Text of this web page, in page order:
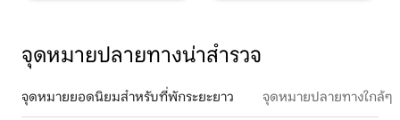
จุดหมายปลายทางน่าสำรวจ
จุดหมายยอดนิยมสำหรับที่พักระยะยาว จุดหมายปลายทางใกล้ๆ